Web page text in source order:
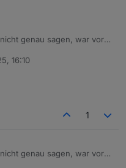
genau sagen, war vor
16:10
1
genau sagen, war vor